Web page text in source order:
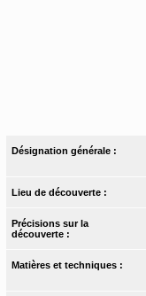
Désignation générale :
Lieu de découverte :
Précisions sur la
découverte :
Matières et techniques :